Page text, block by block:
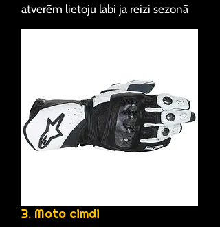
atverēm lietoju labi ja reizi sezonā
3. Moto cimdi